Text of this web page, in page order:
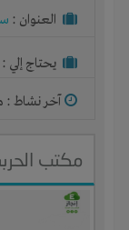
العنوان :
يحتاج إلي :
آخر نشاط :
مكتب